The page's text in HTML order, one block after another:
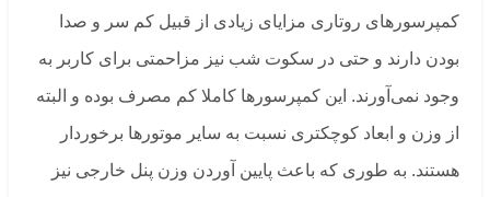
کمپرسورهای روتاری مزایای زیادی از قبیل کم سر و صدا
بودن دارند و حتی در سکوت شب نیز مزاحمتی برای کاربر به
وجود نمی‌آورند. این کمپرسورها کاملا کم مصرف بوده و البته
از وزن و ابعاد کوچکتری نسبت به سایر موتورها برخوردار
هستند. به طوری که باعث پایین آوردن وزن پنل خارجی نیز